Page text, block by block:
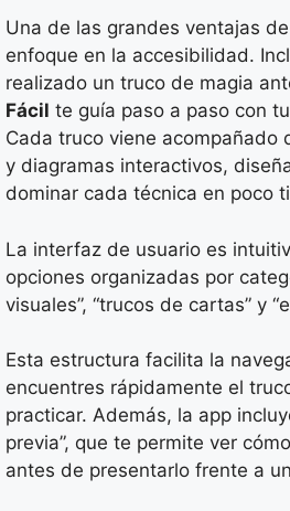
Una de las grandes ventajas
enfoque en la accesibilidad.
realizado un truco de magia
Fácil te guía paso a paso con
Cada truco viene acompañado
y diagramas interactivos,
dominar cada técnica en poco
La interfaz de usuario es
opciones organizadas por
visuales”, “trucos de cartas” y
Esta estructura facilita la
encuentres rápidamente el
practicar. Además, la app
previa”, que te permite ver
antes de presentarlo frente a